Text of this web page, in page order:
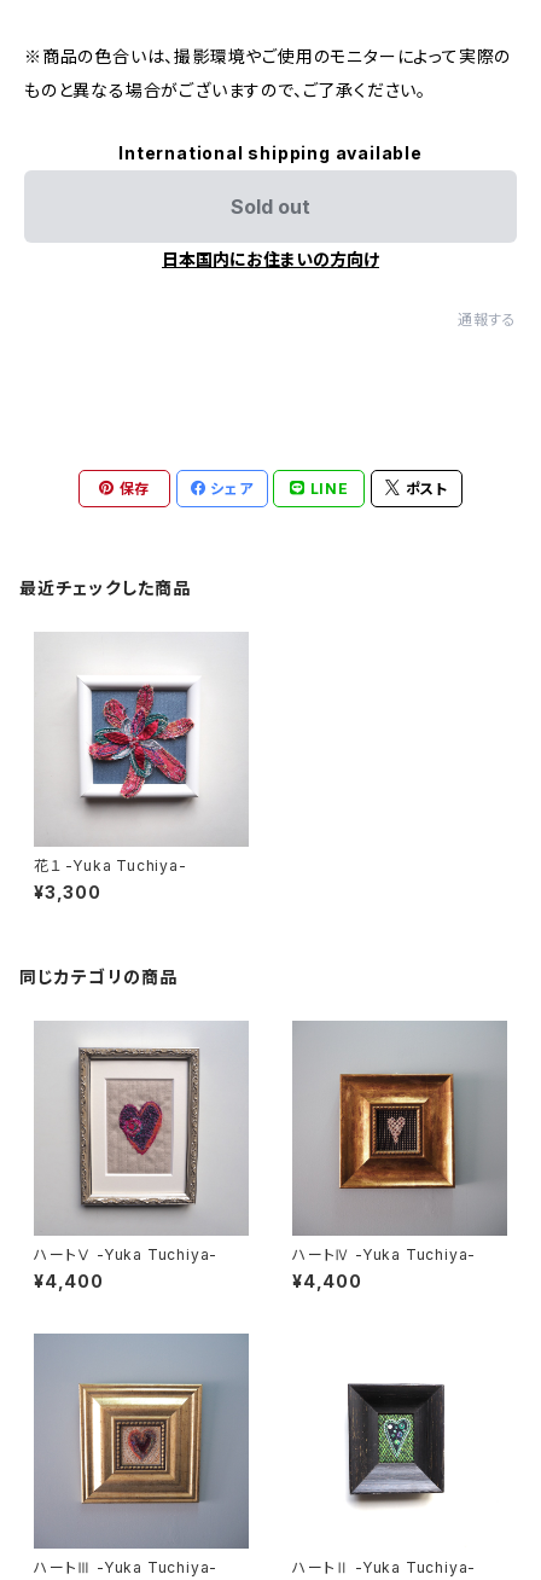
※商品の色合いは、撮影環境やご使用のモニターによって実際の
ものと異なる場合がございますので、ご了承ください。
International shipping available
Sold out
日本国内にお住まいの方向け
通報する
保存 シェア LINE ポスト
最近チェックした商品
花１ -Yuka Tuchiya-
¥3,300
同じカテゴリの商品
ハートⅤ -Yuka Tuchiya-
¥4,400
ハートⅣ -Yuka Tuchiya-
¥4,400
ハートⅢ -Yuka Tuchiya- ハートⅡ -Yuka Tuchiya-